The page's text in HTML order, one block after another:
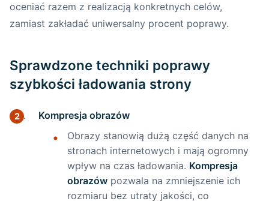
oceniać razem z realizacją konkretnych celów,
zamiast zakładać uniwersalny procent poprawy.
Sprawdzone techniki poprawy
szybkości ładowania strony
Kompresja obrazów
Obrazy stanowią dużą część danych na
stronach internetowych i mają ogromny
wpływ na czas ładowania. Kompresja
obrazów pozwala na zmniejszenie ich
rozmiaru bez utraty jakości, co